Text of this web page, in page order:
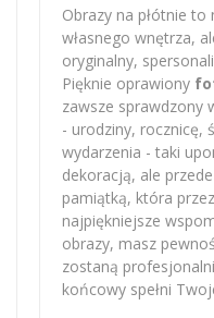
Obrazy na płótnie
własnego wnętrza,
oryginalny,
Pięknie oprawiony
zawsze sprawdzony
- urodziny, rocznicę,
wydarzenia - taki
dekoracją, ale
pamiątką, która
najpiękniejsze
obrazy, masz
zostaną
końcowy spełni